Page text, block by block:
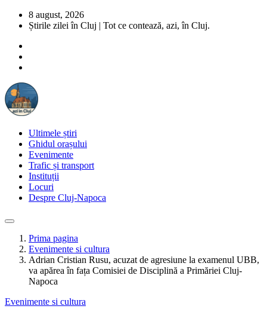
8 august, 2026
Știrile zilei în Cluj | Tot ce contează, azi, în Cluj.
Ultimele știri
Ghidul orașului
Evenimente
Trafic și transport
Instituții
Locuri
Despre Cluj-Napoca
Prima pagina
Evenimente si cultura
Adrian Cristian Rusu, acuzat de agresiune la examenul UBB,
va apărea în fața Comisiei de Disciplină a Primăriei Cluj-
Napoca
Evenimente si cultura